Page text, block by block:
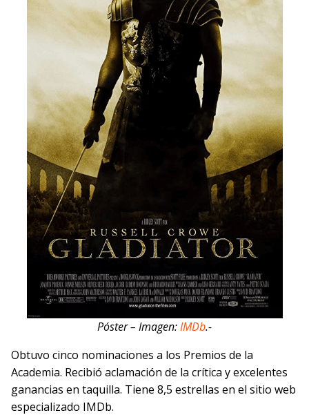
Póster – Imagen:IMDb.-
Obtuvo cinco nominaciones a los Premios de la
Academia. Recibió aclamación de la crítica y excelentes
ganancias en taquilla. Tiene 8,5 estrellas en el sitio web
especializado IMDb.